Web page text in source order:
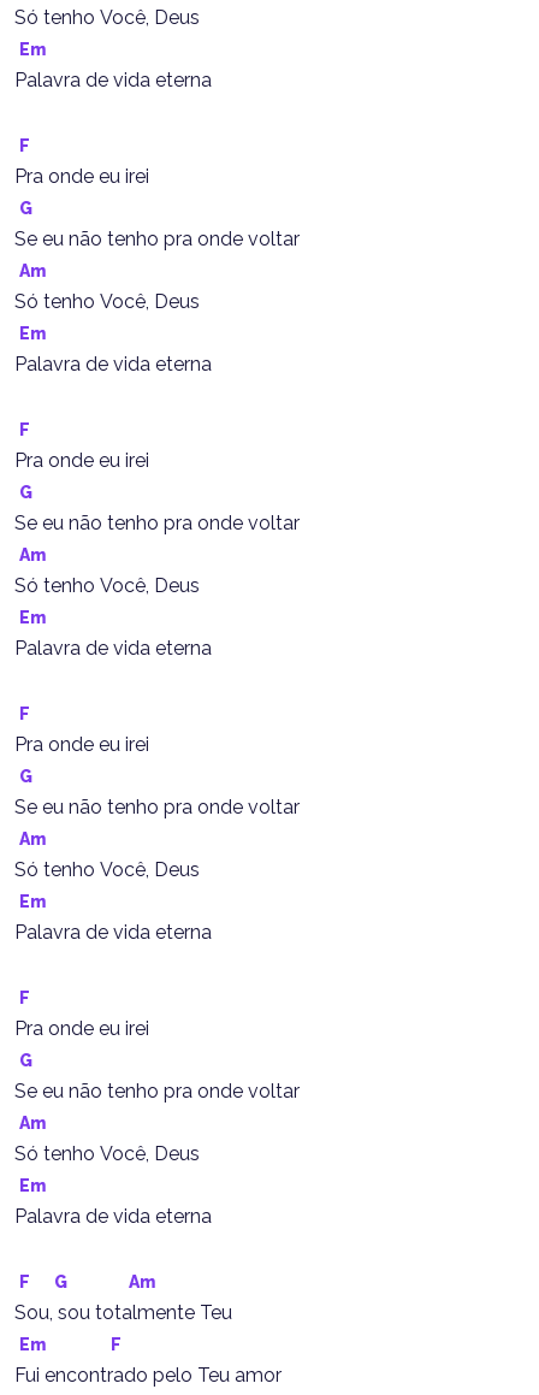
Só tenho Você, Deus
Em
Palavra de vida eterna
F
Pra onde eu irei
G
Se eu não tenho pra onde voltar
Am
Só tenho Você, Deus
Em
Palavra de vida eterna
F
Pra onde eu irei
G
Se eu não tenho pra onde voltar
Am
Só tenho Você, Deus
Em
Palavra de vida eterna
F
Pra onde eu irei
G
Se eu não tenho pra onde voltar
Am
Só tenho Você, Deus
Em
Palavra de vida eterna
F
Pra onde eu irei
G
Se eu não tenho pra onde voltar
Am
Só tenho Você, Deus
Em
Palavra de vida eterna
F G Am
Sou, sou totalmente Teu
Em F
Fui encontrado pelo Teu amor